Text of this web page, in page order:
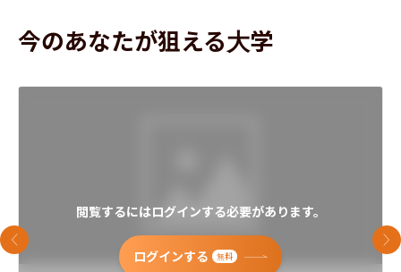
今のあなたが狙える大学
閲覧するにはログインする必要があります。
ログインする 無料
前のスライド 次